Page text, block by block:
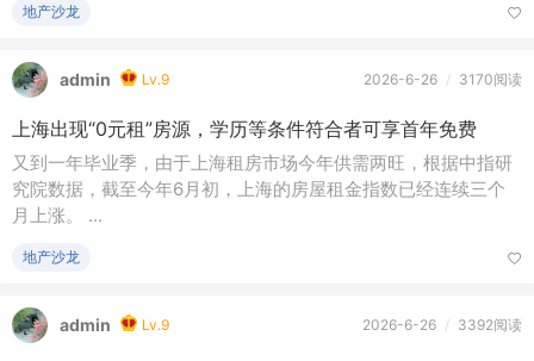
地产沙龙
admin Lv.9 2026-6-26 / 3170阅读
上海出现“0元租”房源，学历等条件符合者可享首年免费
又到一年毕业季，由于上海租房市场今年供需两旺，根据中指研
究院数据，截至今年6月初，上海的房屋租金指数已经连续三个
月上涨。 ...
地产沙龙
admin Lv.9 2026-6-26 / 3392阅读